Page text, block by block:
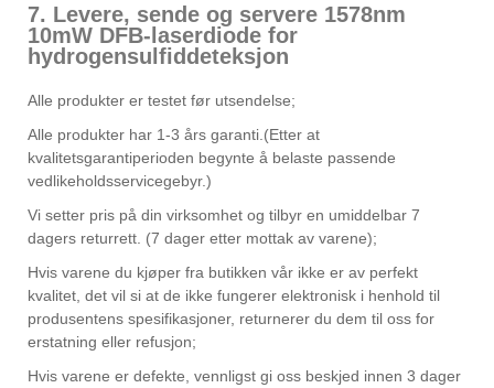
7. Levere, sende og servere 1578nm
10mW DFB-laserdiode for
hydrogensulfiddeteksjon
Alle produkter er testet før utsendelse;
Alle produkter har 1-3 års garanti.(Etter at
kvalitetsgarantiperioden begynte å belaste passende
vedlikeholdsservicegebyr.)
Vi setter pris på din virksomhet og tilbyr en umiddelbar 7
dagers returrett. (7 dager etter mottak av varene);
Hvis varene du kjøper fra butikken vår ikke er av perfekt
kvalitet, det vil si at de ikke fungerer elektronisk i henhold til
produsentens spesifikasjoner, returnerer du dem til oss for
erstatning eller refusjon;
Hvis varene er defekte, vennligst gi oss beskjed innen 3 dager